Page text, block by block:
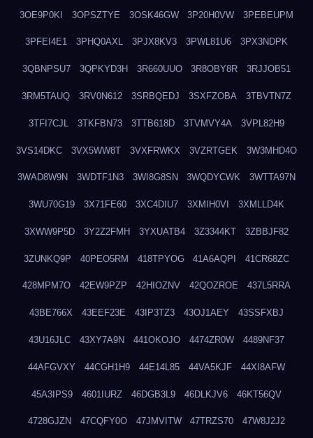
3OE9P0KI 3OPSZTYE 3OSK46GW 3P20H0VW 3PEBEUPM
3PFEI4E1 3PHQ0AXL 3PJX8KV3 3PWL81U6 3PX3NDPK
3QBNPSU7 3QPKYD3H 3R660UUO 3R8OBY8R 3RJJOB51
3RM5TAUQ 3RV0N612 3SRBQEDJ 3SXFZOBA 3TBVTN7Z
3TFI7CJL 3TKFBN73 3TTB618D 3TVMVY4A 3VPL82H9
3VS14DKC 3VX5WW8T 3VXFRWKX 3VZRTGEK 3W3MHD4O
3WAD8W9N 3WDTF1N3 3WI8G8SN 3WQDYCWK 3WTTA97N
3WU70G19 3X71FE60 3XC4DIU7 3XMIH0VI 3XMLLD4K
3XWW9P5D 3Y2Z2FMH 3YXUATB4 3Z3344KT 3ZBBJF82
3ZUNKQ9P 40PEO5RM 418TPYOG 41A6AQPI 41CR68ZC
428MPM7O 42EW9PZP 42HIOZNV 42QOZROE 437L5RRA
43BE766X 43EEF23E 43IP3TZ3 43OJ1AEY 43SSFXBJ
43U16JLC 43XY7A9N 441OKOJO 4474ZR0W 4489NF37
44AFGVXY 44CGH1H9 44E14L85 44VA5KJF 44XI8AFW
45A3IPS9 4601IURZ 46DGB3L9 46DLKJV6 46KT56QV
4728GJZN 47CQFY0O 47JMVITW 47TRZS70 47W8J2J2